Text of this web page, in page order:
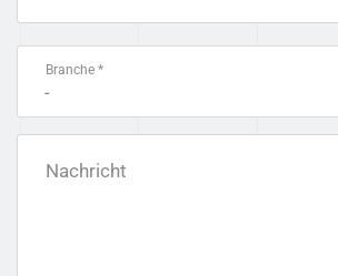
Branche *
-
Nachricht